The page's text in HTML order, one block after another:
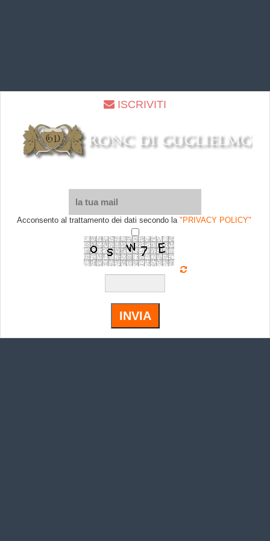
ISCRIVITI
Acconsento al trattamento dei dati secondo la "PRIVACY POLICY"